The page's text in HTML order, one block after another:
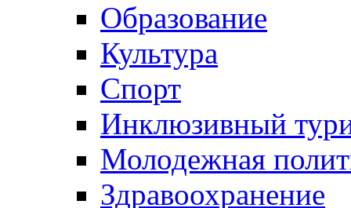
Образование
Культура
Спорт
Инклюзивный
Молодежная
Здравоохранение